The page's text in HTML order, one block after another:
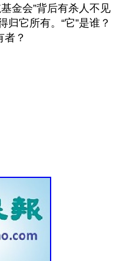
金会”背后有杀人不见
归它所有。“它”是谁？
者？